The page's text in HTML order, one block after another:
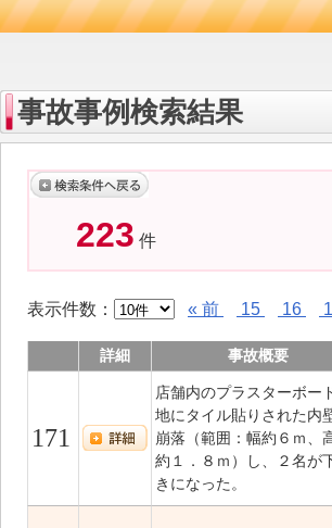
事故事例検索結果
223 件
表示件数： « 前 15 16
詳細 事故概要
171
店舗内のプラスターボー
地にタイル貼りされた内
崩落（範囲：幅約６ｍ、
約１．８ｍ）し、２名が
きになった。